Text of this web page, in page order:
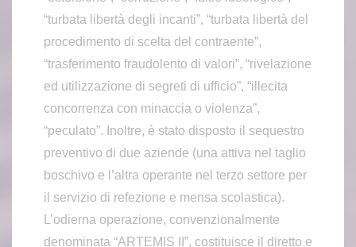
“turbata libertà degli incanti”, “turbata libertà del
procedimento di scelta del contraente”,
“trasferimento fraudolento di valori”, “rivelazione
ed utilizzazione di segreti di ufficio”, “illecita
concorrenza con minaccia o violenza”,
“peculato”. Inoltre, è stato disposto il sequestro
preventivo di due aziende (una attiva nel taglio
boschivo e l’altra operante nel terzo settore per
il servizio di refezione e mensa scolastica).
L’odierna operazione, convenzionalmente
denominata “ARTEMIS II”, costituisce il diretto e